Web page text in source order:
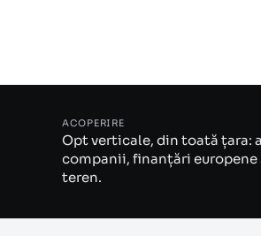
ACOPERIRE
Opt verticale, din toată țara:
companii, finanțări
teren.